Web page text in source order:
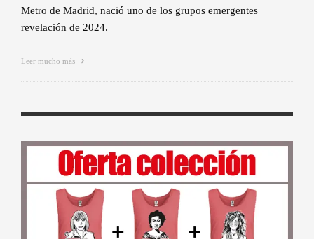
Metro de Madrid, nació uno de los grupos emergentes
revelación de 2024.
Leer mucho más